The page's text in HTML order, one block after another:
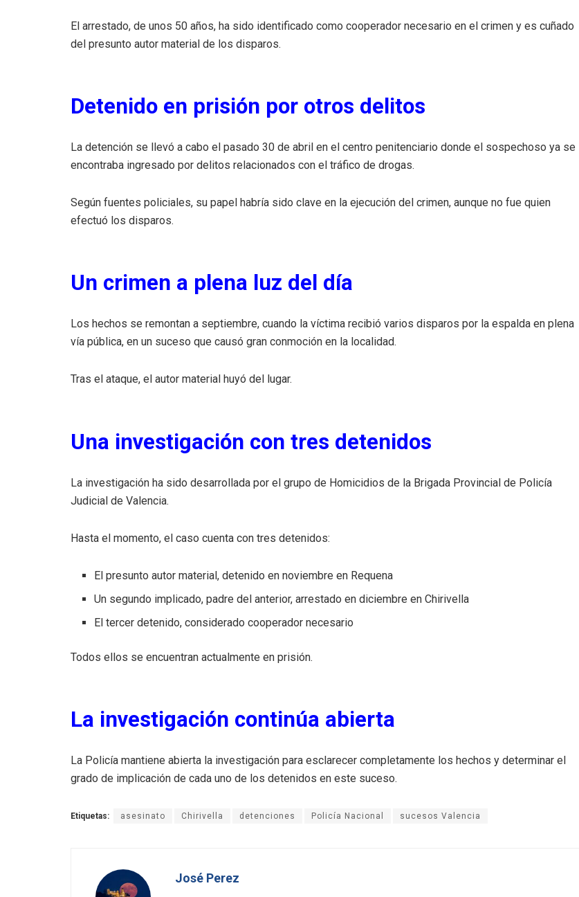
El arrestado, de unos 50 años, ha sido identificado como cooperador necesario en el crimen y es cuñado
del presunto autor material de los disparos.
Detenido en prisión por otros delitos
La detención se llevó a cabo el pasado 30 de abril en el centro penitenciario donde el sospechoso ya se
encontraba ingresado por delitos relacionados con el tráfico de drogas.
Según fuentes policiales, su papel habría sido clave en la ejecución del crimen, aunque no fue quien
efectuó los disparos.
Un crimen a plena luz del día
Los hechos se remontan a septiembre, cuando la víctima recibió varios disparos por la espalda en plena
vía pública, en un suceso que causó gran conmoción en la localidad.
Tras el ataque, el autor material huyó del lugar.
Una investigación con tres detenidos
La investigación ha sido desarrollada por el grupo de Homicidios de la Brigada Provincial de Policía
Judicial de Valencia.
Hasta el momento, el caso cuenta con tres detenidos:
El presunto autor material, detenido en noviembre en Requena
Un segundo implicado, padre del anterior, arrestado en diciembre en Chirivella
El tercer detenido, considerado cooperador necesario
Todos ellos se encuentran actualmente en prisión.
La investigación continúa abierta
La Policía mantiene abierta la investigación para esclarecer completamente los hechos y determinar el
grado de implicación de cada uno de los detenidos en este suceso.
Etiquetas: asesinato Chirivella detenciones Policía Nacional sucesos Valencia
José Perez